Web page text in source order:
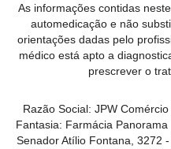
As informações contidas
automedicação e não
orientações dadas pelo
médico está apto a
prescrever o
Razão Social: JPW
Fantasia: Farmácia
Senador Atílio Fontana, 3272